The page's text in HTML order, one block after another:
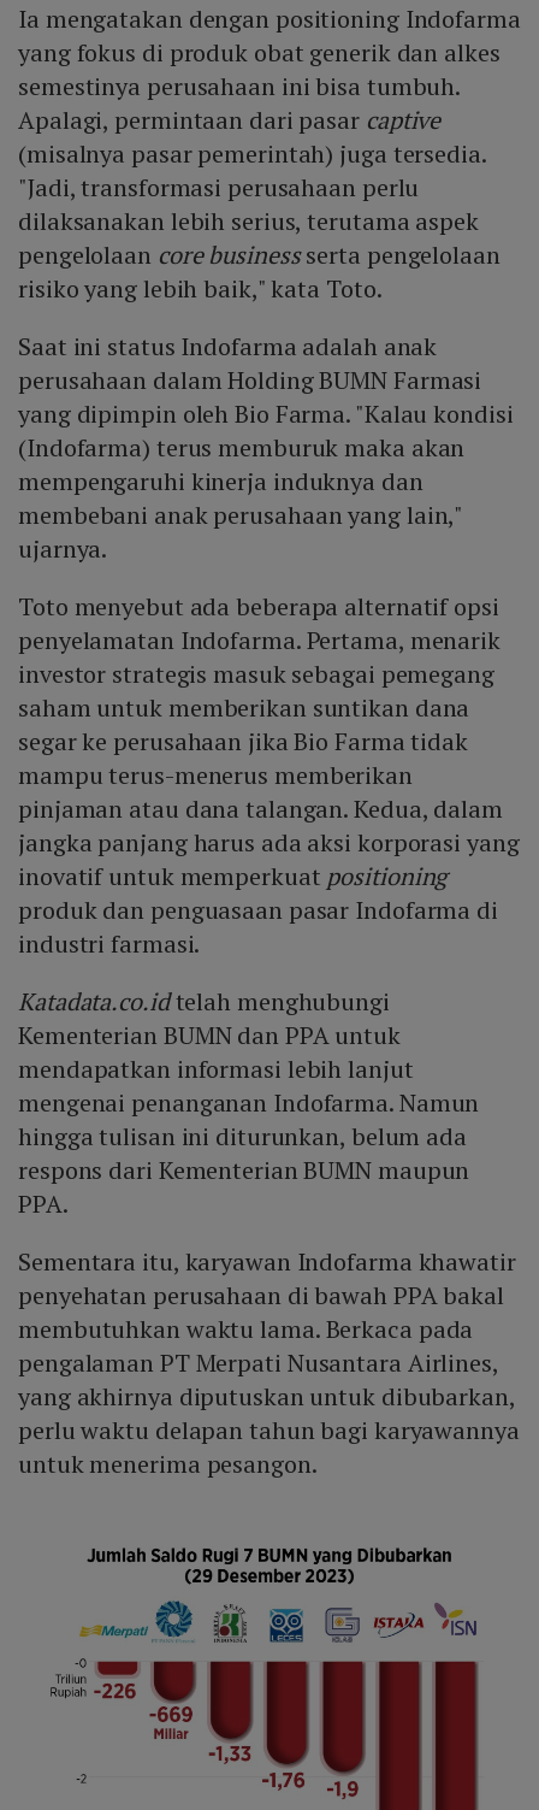
Ia mengatakan dengan positioning Indofarma
yang fokus di produk obat generik dan alkes
semestinya perusahaan ini bisa tumbuh.
Apalagi, permintaan dari pasar captive
(misalnya pasar pemerintah) juga tersedia.
"Jadi, transformasi perusahaan perlu
dilaksanakan lebih serius, terutama aspek
pengelolaan core businessserta pengelolaan
risiko yang lebih baik," kata Toto.
Saat ini status Indofarma adalah anak
perusahaan dalam Holding BUMN Farmasi
yang dipimpin oleh Bio Farma. "Kalau kondisi
(Indofarma) terus memburuk maka akan
mempengaruhi kinerja induknya dan
membebani anak perusahaan yang lain,"
ujarnya.
Toto menyebut ada beberapa alternatif opsi
penyelamatan Indofarma. Pertama, menarik
investor strategis masuk sebagai pemegang
saham untuk memberikan suntikan dana
segar ke perusahaan jika Bio Farma tidak
mampu terus-menerus memberikan
pinjaman atau dana talangan. Kedua, dalam
jangka panjang harus ada aksi korporasi yang
inovatif untuk memperkuat positioning
produk dan penguasaan pasar Indofarma di
industri farmasi.
Katadata.co.idtelah menghubungi
Kementerian BUMN dan PPA untuk
mendapatkan informasi lebih lanjut
mengenai penanganan Indofarma. Namun
hingga tulisan ini diturunkan, belum ada
respons dari Kementerian BUMN maupun
PPA.
Sementara itu, karyawan Indofarma khawatir
penyehatan perusahaan di bawah PPA bakal
membutuhkan waktu lama. Berkaca pada
pengalaman PT Merpati Nusantara Airlines,
yang akhirnya diputuskan untuk dibubarkan,
perlu waktu delapan tahun bagi karyawannya
untuk menerima pesangon.